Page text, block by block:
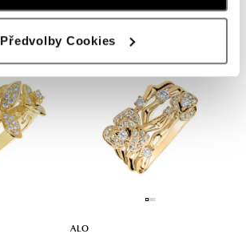
Předvolby Cookies
od 86 125 Kč
ALO